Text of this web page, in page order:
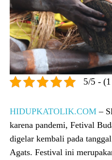
5/5 -
HIDUPKATOLIK.COM –
karena pandemi, Fetival
digelar kembali pada
Agats. Festival ini